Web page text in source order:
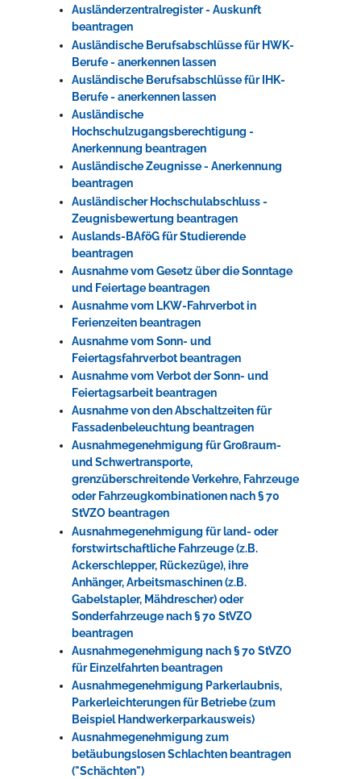
Ausländerzentralregister - Auskunft
beantragen
Ausländische Berufsabschlüsse für HWK-
Berufe - anerkennen lassen
Ausländische Berufsabschlüsse für IHK-
Berufe - anerkennen lassen
Ausländische
Hochschulzugangsberechtigung -
Anerkennung beantragen
Ausländische Zeugnisse - Anerkennung
beantragen
Ausländischer Hochschulabschluss -
Zeugnisbewertung beantragen
Auslands-BAföG für Studierende
beantragen
Ausnahme vom Gesetz über die Sonntage
und Feiertage beantragen
Ausnahme vom LKW-Fahrverbot in
Ferienzeiten beantragen
Ausnahme vom Sonn- und
Feiertagsfahrverbot beantragen
Ausnahme vom Verbot der Sonn- und
Feiertagsarbeit beantragen
Ausnahme von den Abschaltzeiten für
Fassadenbeleuchtung beantragen
Ausnahmegenehmigung für Großraum-
und Schwertransporte,
grenzüberschreitende Verkehre, Fahrzeuge
oder Fahrzeugkombinationen nach § 70
StVZO beantragen
Ausnahmegenehmigung für land- oder
forstwirtschaftliche Fahrzeuge (z.B.
Ackerschlepper, Rückezüge), ihre
Anhänger, Arbeitsmaschinen (z.B.
Gabelstapler, Mähdrescher) oder
Sonderfahrzeuge nach § 70 StVZO
beantragen
Ausnahmegenehmigung nach § 70 StVZO
für Einzelfahrten beantragen
Ausnahmegenehmigung Parkerlaubnis,
Parkerleichterungen für Betriebe (zum
Beispiel Handwerkerparkausweis)
Ausnahmegenehmigung zum
betäubungslosen Schlachten beantragen
("Schächten")